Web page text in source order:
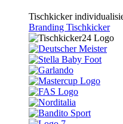
Tischkicker
Branding Tischkicker